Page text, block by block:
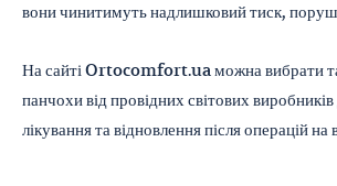
вони чинитимуть надлишковий тиск,
На сайті Ortocomfort.ua можна вибрати та
панчохи від провідних світових
лікування та відновлення після операцій на